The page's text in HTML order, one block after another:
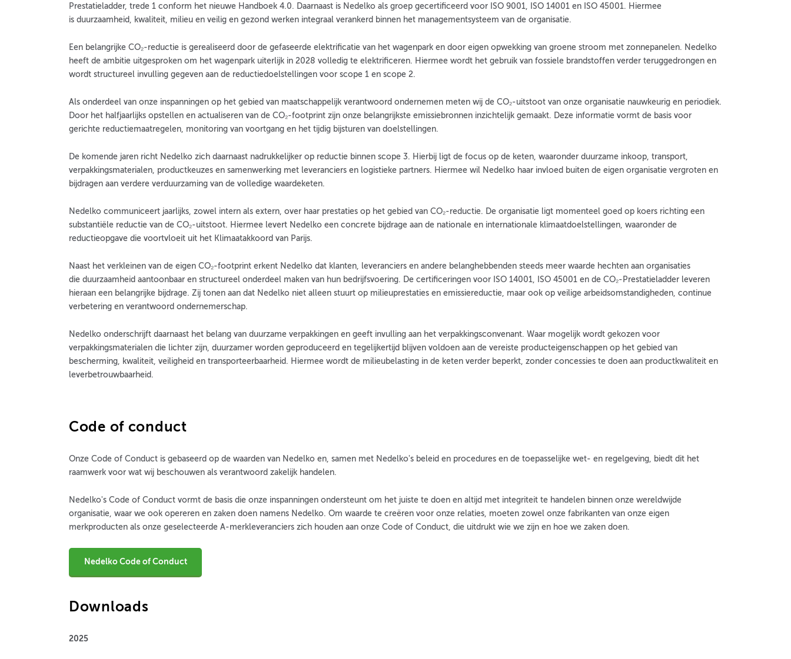
Prestatieladder, trede 1 conform het nieuwe Handboek 4.0. Daarnaast is Nedelko als groep gecertificeerd voor ISO 9001, ISO 14001 en ISO 45001. Hiermee
is duurzaamheid, kwaliteit, milieu en veilig en gezond werken integraal verankerd binnen het managementsysteem van de organisatie.
Een belangrijke CO₂-reductie is gerealiseerd door de gefaseerde elektrificatie van het wagenpark en door eigen opwekking van groene stroom met zonnepanelen. Nedelko
heeft de ambitie uitgesproken om het wagenpark uiterlijk in 2028 volledig te elektrificeren. Hiermee wordt het gebruik van fossiele brandstoffen verder teruggedrongen en
wordt structureel invulling gegeven aan de reductiedoelstellingen voor scope 1 en scope 2.
Als onderdeel van onze inspanningen op het gebied van maatschappelijk verantwoord ondernemen meten wij de CO₂-uitstoot van onze organisatie nauwkeurig en periodiek.
Door het halfjaarlijks opstellen en actualiseren van de CO₂-footprint zijn onze belangrijkste emissiebronnen inzichtelijk gemaakt. Deze informatie vormt de basis voor
gerichte reductiemaatregelen, monitoring van voortgang en het tijdig bijsturen van doelstellingen.
De komende jaren richt Nedelko zich daarnaast nadrukkelijker op reductie binnen scope 3. Hierbij ligt de focus op de keten, waaronder duurzame inkoop, transport,
verpakkingsmaterialen, productkeuzes en samenwerking met leveranciers en logistieke partners. Hiermee wil Nedelko haar invloed buiten de eigen organisatie vergroten en
bijdragen aan verdere verduurzaming van de volledige waardeketen.
Nedelko communiceert jaarlijks, zowel intern als extern, over haar prestaties op het gebied van CO₂-reductie. De organisatie ligt momenteel goed op koers richting een
substantiële reductie van de CO₂-uitstoot. Hiermee levert Nedelko een concrete bijdrage aan de nationale en internationale klimaatdoelstellingen, waaronder de
reductieopgave die voortvloeit uit het Klimaatakkoord van Parijs.
Naast het verkleinen van de eigen CO₂-footprint erkent Nedelko dat klanten, leveranciers en andere belanghebbenden steeds meer waarde hechten aan organisaties
die duurzaamheid aantoonbaar en structureel onderdeel maken van hun bedrijfsvoering. De certificeringen voor ISO 14001, ISO 45001 en de CO₂-Prestatieladder leveren
hieraan een belangrijke bijdrage. Zij tonen aan dat Nedelko niet alleen stuurt op milieuprestaties en emissiereductie, maar ook op veilige arbeidsomstandigheden, continue
verbetering en verantwoord ondernemerschap.
Nedelko onderschrijft daarnaast het belang van duurzame verpakkingen en geeft invulling aan het verpakkingsconvenant. Waar mogelijk wordt gekozen voor
verpakkingsmaterialen die lichter zijn, duurzamer worden geproduceerd en tegelijkertijd blijven voldoen aan de vereiste producteigenschappen op het gebied van
bescherming, kwaliteit, veiligheid en transporteerbaarheid. Hiermee wordt de milieubelasting in de keten verder beperkt, zonder concessies te doen aan productkwaliteit en
leverbetrouwbaarheid.
Code of conduct
Onze Code of Conduct is gebaseerd op de waarden van Nedelko en, samen met Nedelko's beleid en procedures en de toepasselijke wet- en regelgeving, biedt dit het
raamwerk voor wat wij beschouwen als verantwoord zakelijk handelen.
Nedelko's Code of Conduct vormt de basis die onze inspanningen ondersteunt om het juiste te doen en altijd met integriteit te handelen binnen onze wereldwijde
organisatie, waar we ook opereren en zaken doen namens Nedelko. Om waarde te creëren voor onze relaties, moeten zowel onze fabrikanten van onze eigen
merkproducten als onze geselecteerde A-merkleveranciers zich houden aan onze Code of Conduct, die uitdrukt wie we zijn en hoe we zaken doen.
Nedelko Code of Conduct
Downloads
2025